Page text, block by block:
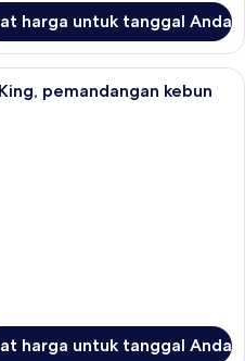
harga untuk tanggal Anda
Kabin Desain, 1 Tempat Tidur King,
pemandangan kebun
harga untuk tanggal Anda